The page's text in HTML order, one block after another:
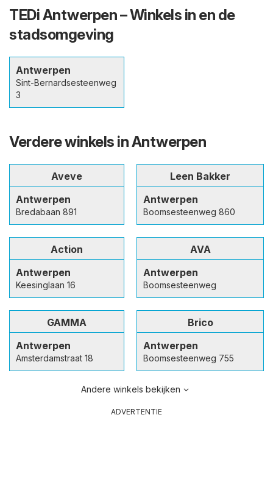
TEDi Antwerpen – Winkels in en de
stadsomgeving
Antwerpen
Sint-Bernardsesteenweg
3
Verdere winkels in Antwerpen
Aveve
Antwerpen
Bredabaan 891
Leen Bakker
Antwerpen
Boomsesteenweg 860
Action
Antwerpen
Keesinglaan 16
AVA
Antwerpen
Boomsesteenweg
GAMMA
Antwerpen
Amsterdamstraat 18
Brico
Antwerpen
Boomsesteenweg 755
Andere winkels bekijken
ADVERTENTIE